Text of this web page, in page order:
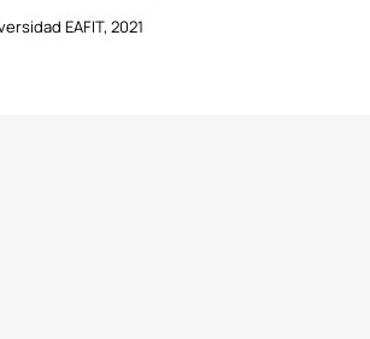
EAFIT, 2021